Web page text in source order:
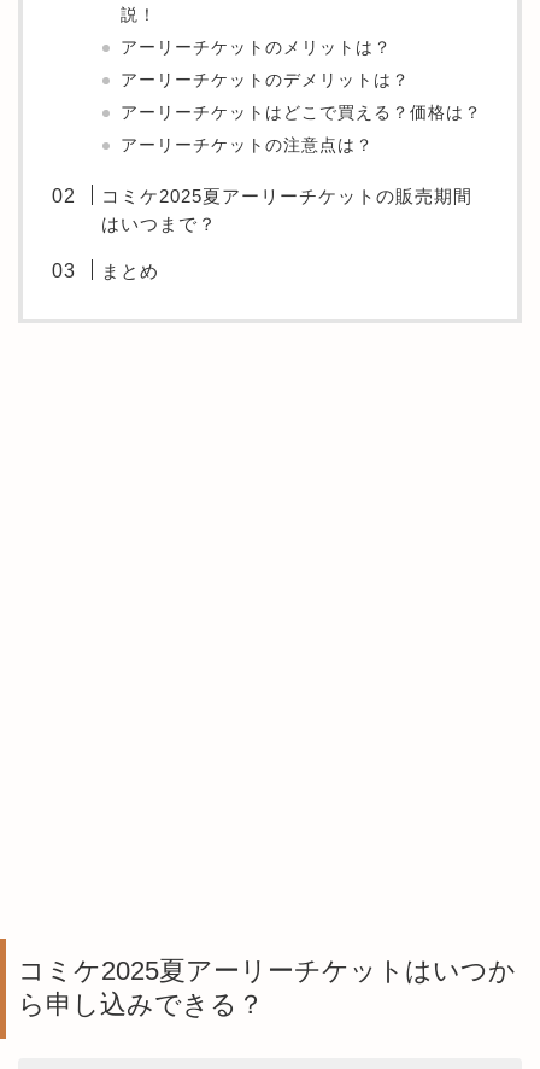
説！
アーリーチケットのメリットは？
アーリーチケットのデメリットは？
アーリーチケットはどこで買える？価格は？
アーリーチケットの注意点は？
コミケ2025夏アーリーチケットの販売期間
はいつまで？
まとめ
コミケ2025夏アーリーチケットはいつか
ら申し込みできる？